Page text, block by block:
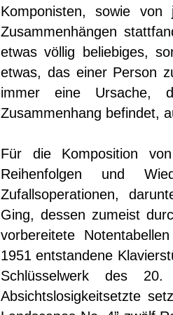
Komponisten, sowie von
Zusammenhängen
etwas völlig beliebiges,
etwas, das einer Person
immer eine Ursache,
Zusammenhang befindet,
Für die Komposition
Reihenfolgen und
Zufallsoperationen,
Ging, dessen zumeist
vorbereitete
1951 entstandene
Schlüsselwerk des
Absichtslosigkeitsetzte